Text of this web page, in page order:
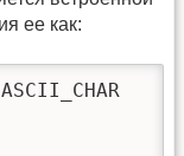
ее как:
ASCII_CHAR